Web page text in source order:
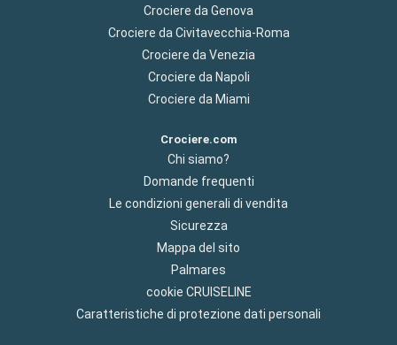
Crociere da Genova
Crociere da Civitavecchia-Roma
Crociere da Venezia
Crociere da Napoli
Crociere da Miami
Crociere.com
Chi siamo?
Domande frequenti
Le condizioni generali di vendita
Sicurezza
Mappa del sito
Palmares
cookie CRUISELINE
Caratteristiche di protezione dati personali